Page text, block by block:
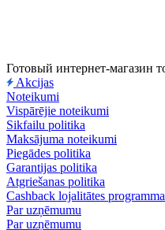
Готовый интернет-магазин
Akcijas
Noteikumi
Vispārējie noteikumi
Sikfailu politika
Maksājuma noteikumi
Piegādes politika
Garantijas politika
Atgriešanas politika
Cashback lojalitātes
Par uzņēmumu
Par uzņēmumu